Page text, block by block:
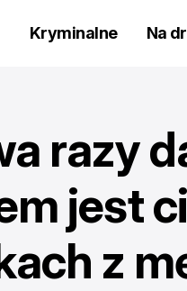
Kryminalne Na
razy
jest
z